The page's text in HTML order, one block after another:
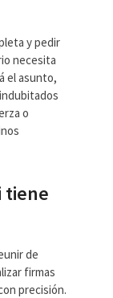
y pedir
necesita
el asunto,
o
tiene
de
firmas
precisión.